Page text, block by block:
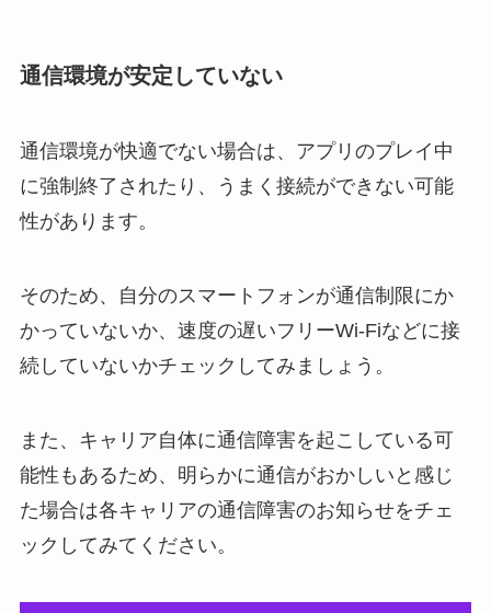
通信環境が安定していない
通信環境が快適でない場合は、アプリのプレイ中
に強制終了されたり、うまく接続ができない可能
性があります。
そのため、自分のスマートフォンが通信制限にか
かっていないか、速度の遅いフリーWi-Fiなどに接
続していないかチェックしてみましょう。
また、キャリア自体に通信障害を起こしている可
能性もあるため、明らかに通信がおかしいと感じ
た場合は各キャリアの通信障害のお知らせをチェ
ックしてみてください。